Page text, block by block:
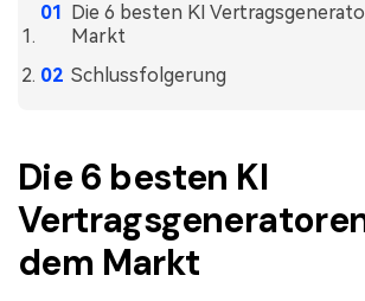
Alle PDF-Funktionen
Laden Sie die leistungsstärksten und
Die 6 besten KI
Markt
Schlussfolgerung
Die 6 besten KI
dem Markt